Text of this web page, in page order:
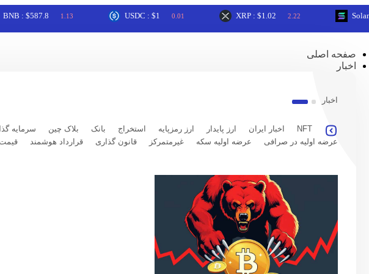
1.13 USDC : $1 0.01 XRP : $1.02 2.22 Solana :
صفحه اصلی
اخبار
اخبار
NFT اخبار ایران ارز پایدار ارز رمزپایه استخراج بانک بلاک چین سرمایه
عرضه اولیه در صرافی
عرضه اولیه سکه غیرمتمرکز قانون گذاری قرارداد هوشمند